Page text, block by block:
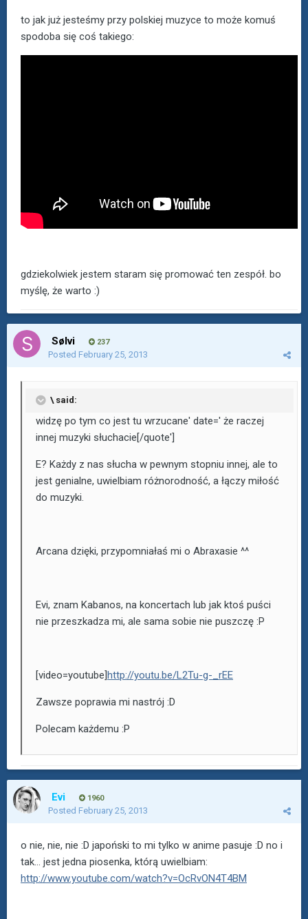
to jak już jesteśmy przy polskiej muzyce to może komuś
spodoba się coś takiego:
gdziekolwiek jestem staram się promować ten zespół. bo
myślę, że warto :)
Sølvi 237
Posted February 25, 2013
\ said:
widzę po tym co jest tu wrzucane' date=' że raczej
innej muzyki słuchacie[/quote']
E? Każdy z nas słucha w pewnym stopniu innej, ale to
jest genialne, uwielbiam różnorodność, a łączy miłość
do muzyki.
Arcana dzięki, przypomniałaś mi o Abraxasie ^^
Evi, znam Kabanos, na koncertach lub jak ktoś puści
nie przeszkadza mi, ale sama sobie nie puszczę :P
[video=youtube]http://youtu.be/L2Tu-g-_rEE
Zawsze poprawia mi nastrój :D
Polecam każdemu :P
Evi 1960
Posted February 25, 2013
o nie, nie, nie :D japoński to mi tylko w anime pasuje :D no i
tak... jest jedna piosenka, którą uwielbiam:
http://www.youtube.com/watch?v=OcRvON4T4BM